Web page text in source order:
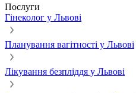
Послуги
Гінеколог у Львові
Планування вагітності у Львові
Лікування безпліддя у Львові